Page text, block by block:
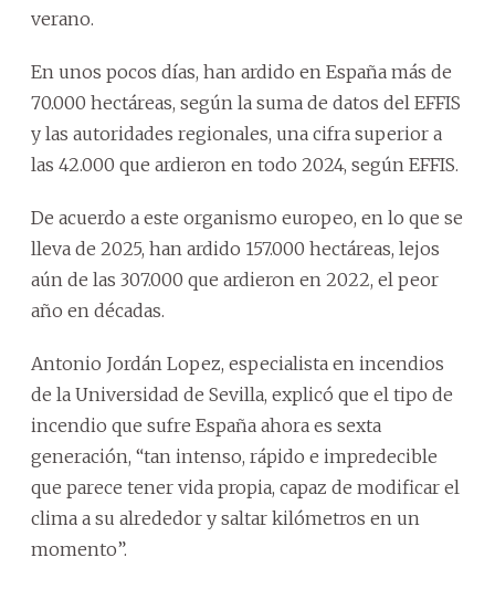
verano.
En unos pocos días, han ardido en España más de
70.000 hectáreas, según la suma de datos del EFFIS
y las autoridades regionales, una cifra superior a
las 42.000 que ardieron en todo 2024, según EFFIS.
De acuerdo a este organismo europeo, en lo que se
lleva de 2025, han ardido 157.000 hectáreas, lejos
aún de las 307.000 que ardieron en 2022, el peor
año en décadas.
Antonio Jordán Lopez, especialista en incendios
de la Universidad de Sevilla, explicó que el tipo de
incendio que sufre España ahora es sexta
generación, “tan intenso, rápido e impredecible
que parece tener vida propia, capaz de modificar el
clima a su alrededor y saltar kilómetros en un
momento”.